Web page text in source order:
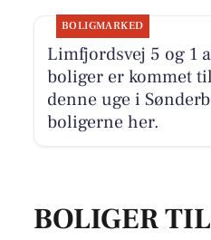
BOLIGMARKED
Limfjordsvej 5 og 1
boliger er kommet
denne uge i
boligerne her.
BOLIGER